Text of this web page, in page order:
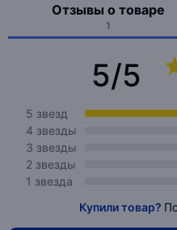
Отзывы о товаре
1
5/5
5 звезд
4 звезды
3 звезды
2 звезды
1 звезда
Купили товар?